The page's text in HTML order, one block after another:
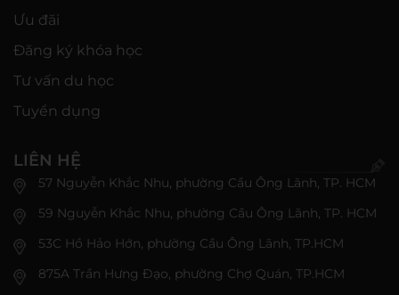
Ưu đãi
Đăng ký khóa học
Tư vấn du học
Tuyển dụng
LIÊN HỆ
57 Nguyễn Khắc Nhu, phường Cầu Ông Lãnh, TP. HCM
59 Nguyễn Khắc Nhu, phường Cầu Ông Lãnh, TP. HCM
53C Hồ Hảo Hớn, phường Cầu Ông Lãnh, TP.HCM
875A Trần Hưng Đạo, phường Chợ Quán, TP.HCM